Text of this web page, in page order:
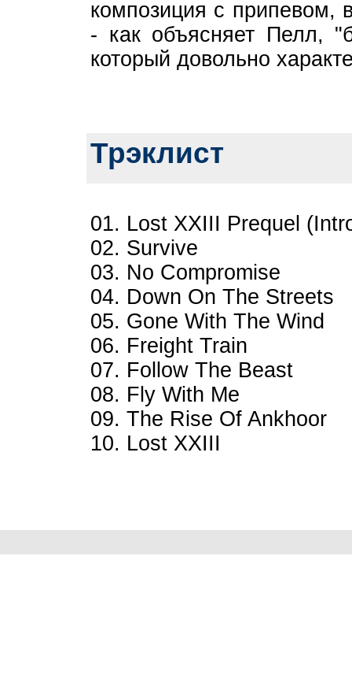
композиция с припевом,
- как объясняет Пелл,
который довольно
Трэклист
01. Lost XXIII Prequel
02. Survive
03. No Compromise
04. Down On The Streets
05. Gone With The Wind
06. Freight Train
07. Follow The Beast
08. Fly With Me
09. The Rise Of Ankhoor
10. Lost XXIII